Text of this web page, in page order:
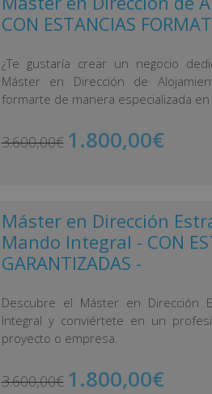
CON ESTANCIAS
¿Te gustaría crear un negocio
Máster en Dirección de
formarte de manera especializada en
3.600,00€ 1.800,00€
Máster en Dirección
Mando Integral - CON
GARANTIZADAS -
Descubre el Máster en Dirección
Integral y conviértete en un
proyecto o empresa.
3.600,00€ 1.800,00€